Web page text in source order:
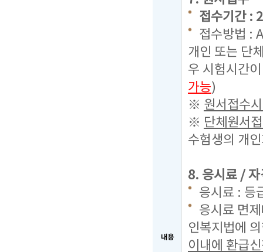
내용
접수기간 :
접수방법 :
개인 또는 단
우 시험시간
가능)
※ 원서접수
※ 단체원서
수험생의 개
8. 응시료 /
응시료 : 등
응시료 면
인복지법에
이내에 환급